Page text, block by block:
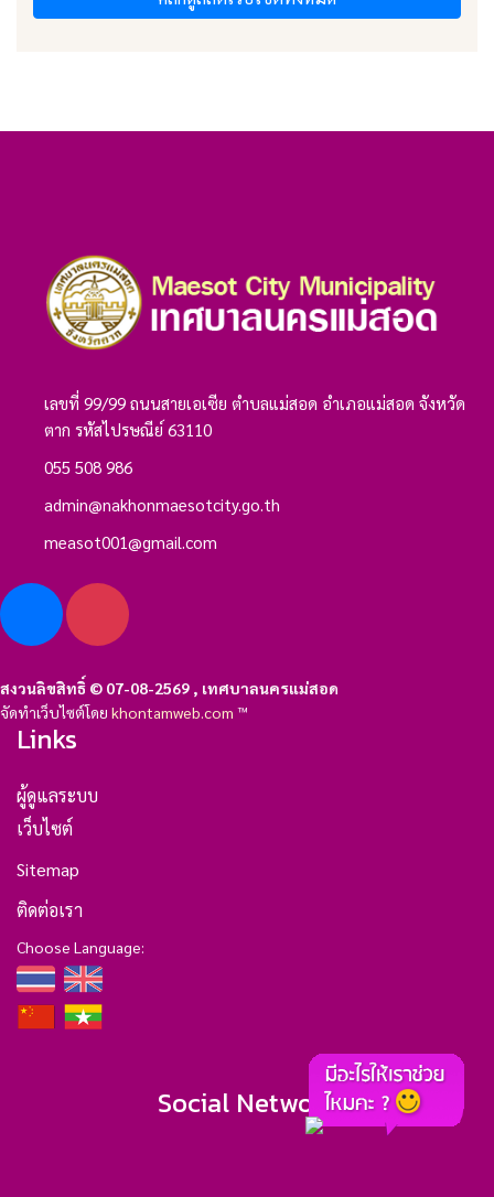
เลขที่ 99/99 ถนนสายเอเซีย ตำบลแม่สอด อำเภอแม่สอด จังหวัด
ตาก รหัสไปรษณีย์ 63110
055 508 986
admin@nakhonmaesotcity.go.th
measot001@gmail.com
สงวนลิขสิทธิ์ © 07-08-2569 , เทศบาลนครแม่สอด
จัดทำเว็บไซต์โดย khontamweb.com ™
Links
ผู้ดูแลระบบ
เว็บไซต์
Sitemap
ติดต่อเรา
Choose Language:
Social Network